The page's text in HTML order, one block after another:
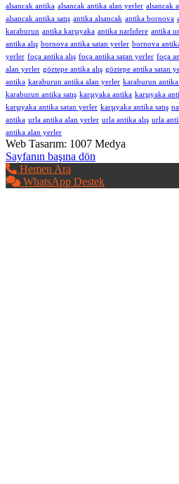
alsancak antika alsancak antika alan yerler alsancak
alsancak antika satış antika alsancak antika bornova
karaburun antika karşıyaka antika narlıdere antika
antika alış bornova antika satan yerler bornova
yerler foça antika alış foça antika satan yerler foça
alan yerler göztepe antika alış göztepe antika satan
antika karaburun antika alan yerler karaburun antika
karaburun antika satış karşıyaka antika karşıyaka
karşıyaka antika satan yerler karşıyaka antika satış
antika urla antika alan yerler urla antika alış urla
antika alan yerler
Web Tasarım: 1007 Medya
Sayfanın başına dön
Hemen Ara
WhatsApp Destek